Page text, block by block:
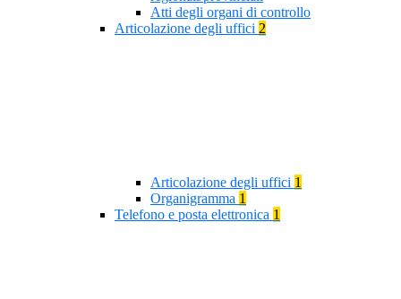
Atti degli organi di controllo
Articolazione degli uffici 2
Articolazione degli uffici 1
Organigramma 1
Telefono e posta elettronica 1